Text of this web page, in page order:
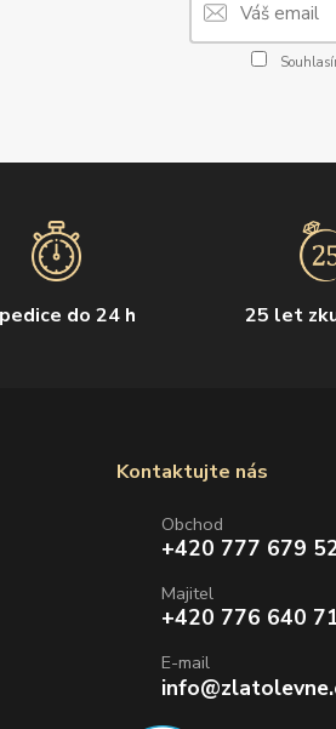
do 24 h 25 let
Kontaktujte nás
Obchod
+420 777 679
Majitel
+420 776 640
E-mail